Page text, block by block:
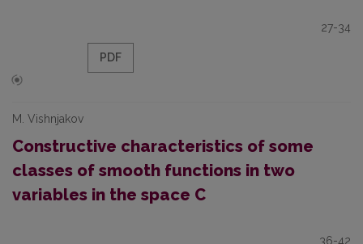
27-34
PDF
M. Vishnjakov
Constructive characteristics of some
classes of smooth functions in two
variables in the space C
36-42